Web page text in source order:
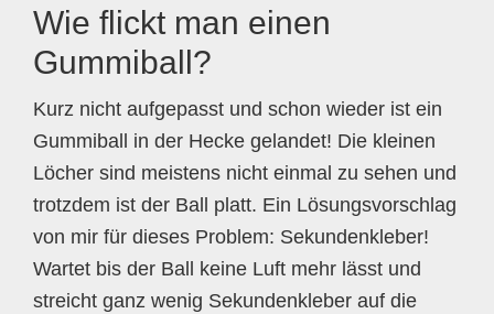
Wie flickt man einen
Gummiball?
Kurz nicht aufgepasst und schon wieder ist ein
Gummiball in der Hecke gelandet! Die kleinen
Löcher sind meistens nicht einmal zu sehen und
trotzdem ist der Ball platt. Ein Lösungsvorschlag
von mir für dieses Problem: Sekundenkleber!
Wartet bis der Ball keine Luft mehr lässt und
streicht ganz wenig Sekundenkleber auf die